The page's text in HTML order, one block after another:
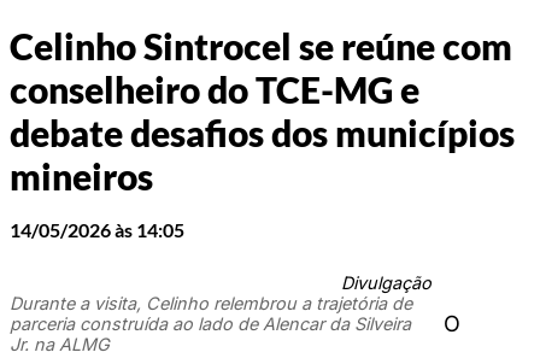
Celinho Sintrocel se reúne com
conselheiro do TCE-MG e
debate desafios dos municípios
mineiros
14/05/2026 às 14:05
Divulgação
Durante a visita, Celinho relembrou a trajetória de
parceria construída ao lado de Alencar da Silveira
Jr. na ALMG
O